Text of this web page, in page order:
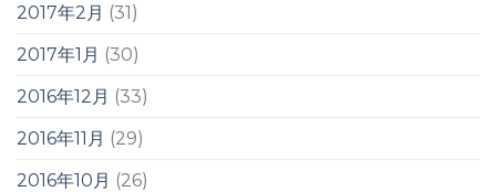
2017年2月 (31)
2017年1月 (30)
2016年12月 (33)
2016年11月 (29)
2016年10月 (26)